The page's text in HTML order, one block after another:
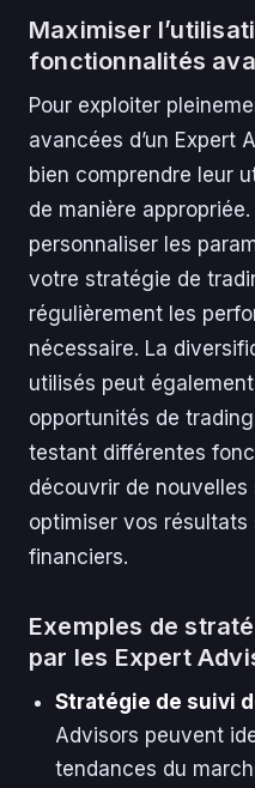
Maximiser
fonctionnalités
Pour exploiter
avancées d’un Expert
bien comprendre leur
de manière
personnaliser les
votre stratégie de
régulièrement les
nécessaire. La
utilisés peut
opportunités de
testant différentes
découvrir de
optimiser vos résultats
financiers.
Exemples de
par les Expert
Stratégie de suivi
Advisors peuvent
tendances du